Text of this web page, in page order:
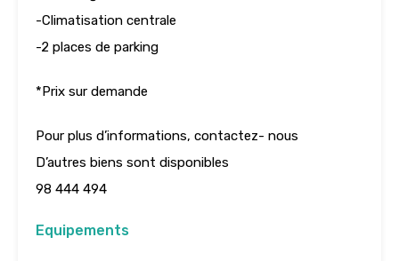
-Climatisation centrale
-2 places de parking
*Prix sur demande
Pour plus d’informations, contactez- nous
D’autres biens sont disponibles
98 444 494
Equipements